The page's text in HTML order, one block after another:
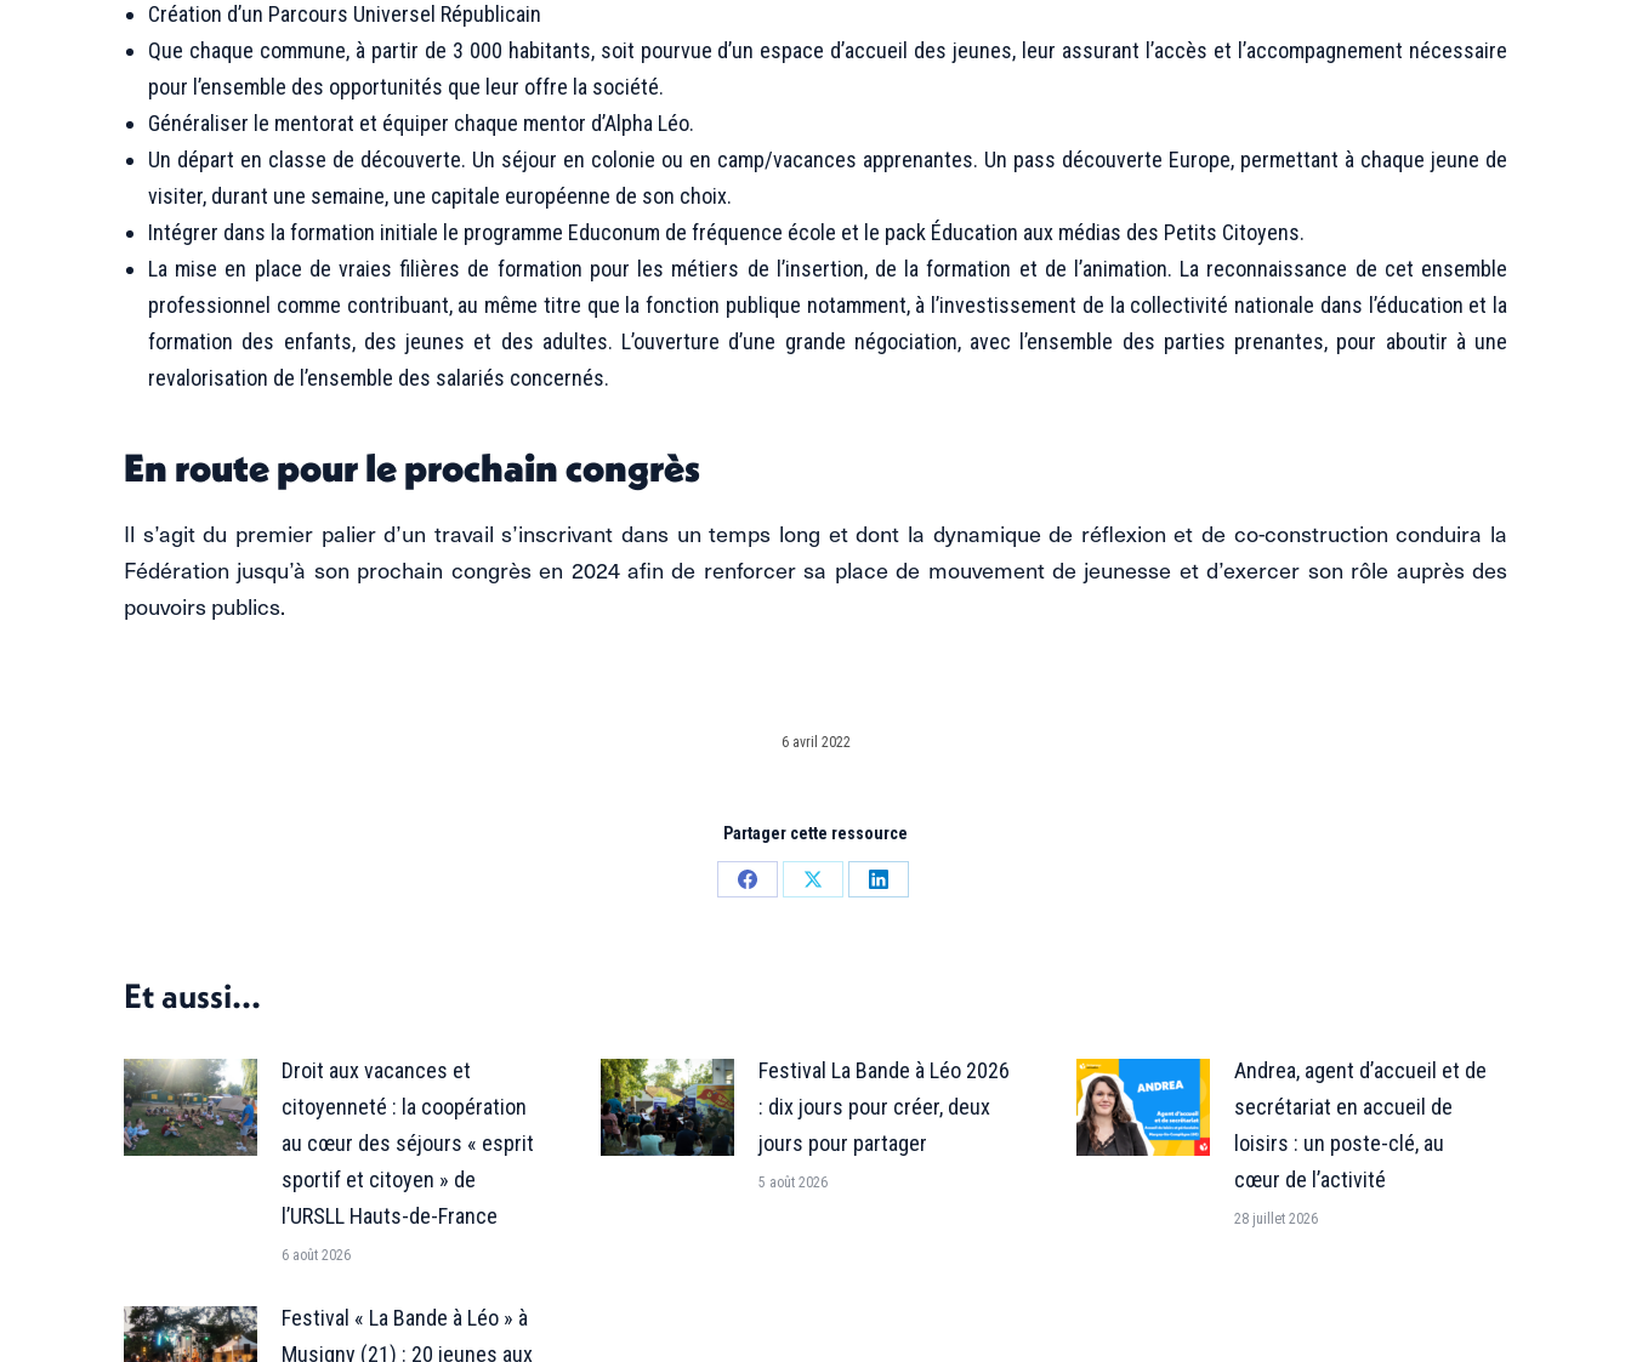
Création d’un Parcours Universel Républicain
Que chaque commune, à partir de 3 000 habitants, soit pourvue d’un espace d’accueil des jeunes, leur assurant l’accès et l’accompagnement nécessaire
pour l’ensemble des opportunités que leur offre la société.
Généraliser le mentorat et équiper chaque mentor d’Alpha Léo.
Un départ en classe de découverte. Un séjour en colonie ou en camp/vacances apprenantes. Un pass découverte Europe, permettant à chaque jeune de
visiter, durant une semaine, une capitale européenne de son choix.
Intégrer dans la formation initiale le programme Educonum de fréquence école et le pack Éducation aux médias des Petits Citoyens.
La mise en place de vraies filières de formation pour les métiers de l’insertion, de la formation et de l’animation. La reconnaissance de cet ensemble
professionnel comme contribuant, au même titre que la fonction publique notamment, à l’investissement de la collectivité nationale dans l’éducation et la
formation des enfants, des jeunes et des adultes. L’ouverture d’une grande négociation, avec l’ensemble des parties prenantes, pour aboutir à une
revalorisation de l’ensemble des salariés concernés.
En route pour le prochain congrès
Il s’agit du premier palier d’un travail s’inscrivant dans un temps long et dont la dynamique de réflexion et de co-construction conduira la
Fédération jusqu’à son prochain congrès en 2024 afin de renforcer sa place de mouvement de jeunesse et d’exercer son rôle auprès des
pouvoirs publics.
6 avril 2022
Partager cette ressource
PartagerPartagerPartager
Et aussi...
Droit aux vacances et
citoyenneté : la coopération
au cœur des séjours « esprit
sportif et citoyen » de
l’URSLL Hauts-de-France
6 août 2026
Festival La Bande à Léo 2026
: dix jours pour créer, deux
jours pour partager
5 août 2026
Andrea, agent d’accueil et de
secrétariat en accueil de
loisirs : un poste-clé, au
cœur de l’activité
28 juillet 2026
Festival « La Bande à Léo » à
Musigny (21) : 20 jeunes aux